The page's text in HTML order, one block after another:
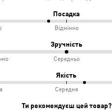
Посадка
Відмінно
Зручність
Середньо
Якість
Середня
Ти рекомендуєш цей товар?